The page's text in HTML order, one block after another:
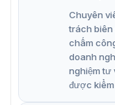
Thiết bị đi kèm pin
giúp đảm bảo hoạt
các ứng dụng di
2. Đa dạng
Horus E2-B hỗ trợ
Chuyên
trách biên
chấm
doanh
nghiệm tư
được